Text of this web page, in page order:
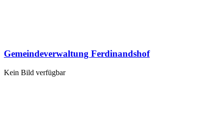
Gemeindeverwaltung Ferdinandshof
Kein Bild verfügbar